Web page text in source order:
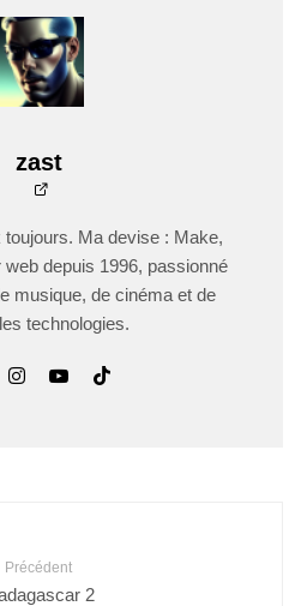
zast
toujours. Ma devise : Make,
web depuis 1996, passionné
musique, de cinéma et de
technologies.
Précédent
2